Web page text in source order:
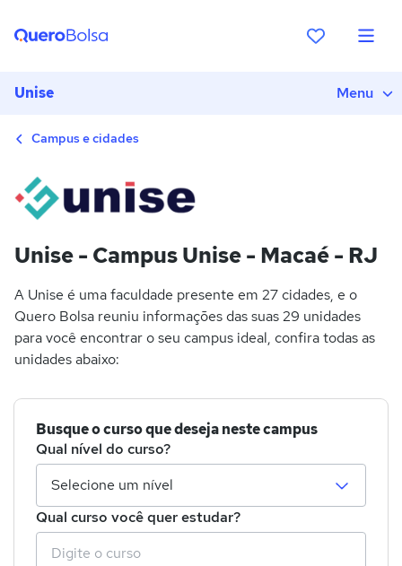
Unise Menu
Campus e cidades
Unise - Campus Unise - Macaé - RJ
A Unise é uma faculdade presente em 27 cidades, e o
Quero Bolsa reuniu informações das suas 29 unidades
para você encontrar o seu campus ideal, confira todas as
unidades abaixo:
Busque o curso que deseja neste campus
Qual nível do curso?
Qual curso você quer estudar?